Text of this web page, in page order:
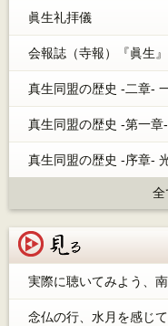
眞生礼拝儀
会報誌（寺報）『眞生』
真生同盟の歴史 -二章-
真生同盟の歴史 -第一章
真生同盟の歴史 -序章-
全
実際に聴いてみよう、
念仏の行、水月を感じ